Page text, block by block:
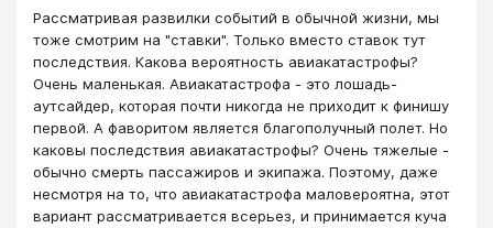
Рассматривая развилки событий в обычной жизни, мы
тоже смотрим на "ставки". Только вместо ставок тут
последствия. Какова вероятность авиакатастрофы?
Очень маленькая. Авиакатастрофа - это лошадь-
аутсайдер, которая почти никогда не приходит к финишу
первой. А фаворитом является благополучный полет. Но
каковы последствия авиакатастрофы? Очень тяжелые -
обычно смерть пассажиров и экипажа. Поэтому, даже
несмотря на то, что авиакатастрофа маловероятна, этот
вариант рассматривается всерьез, и принимается куча